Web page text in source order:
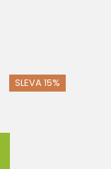
SLEVA 15%